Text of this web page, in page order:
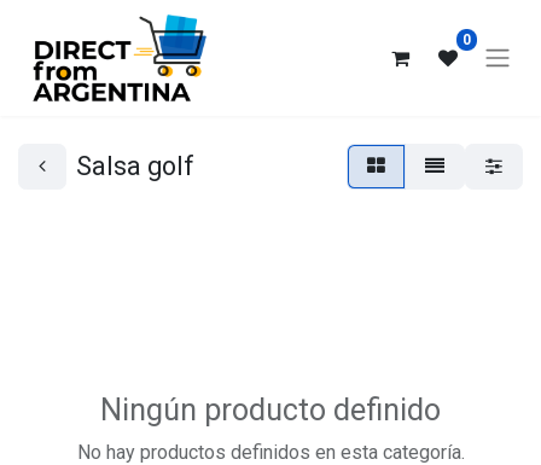
0
Salsa golf
Ningún producto definido
No hay productos definidos en esta categoría.